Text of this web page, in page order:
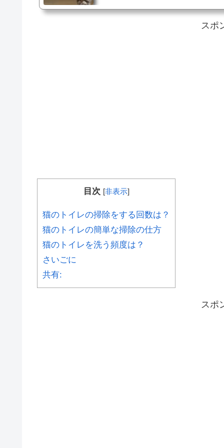
スポ
目次 [非表示]
猫のトイレの掃除をする回数は？
猫のトイレの簡単な掃除の仕方
猫のトイレを洗う頻度は？
さいごに
共有:
スポ